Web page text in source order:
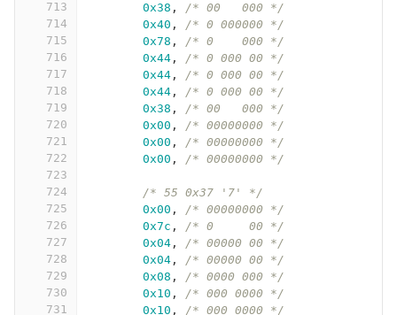
713
714
715
716
717
718
719
720
721
722
723
724
725
726
727
728
729
730
731
0x38 ,
/* 00   000 */
0x40 ,
/* 0 000000 */
0x78 ,
/* 0    000 */
0x44 ,
/* 0 000 00 */
0x44 ,
/* 0 000 00 */
0x44 ,
/* 0 000 00 */
0x38 ,
/* 00   000 */
0x00 ,
/* 00000000 */
0x00 ,
/* 00000000 */
0x00 , /* 00000000 */
/* 55 0x37 '7' */
0x00 ,
/* 00000000 */
0x7c ,
/* 0     00 */
0x04 ,
/* 00000 00 */
0x04 ,
/* 00000 00 */
0x08 ,
/* 0000 000 */
0x10 ,
/* 000 0000 */
0x10 , /* 000 0000 */